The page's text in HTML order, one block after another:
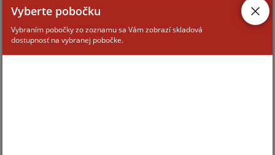
13mm,
Pro napětí do450VAC, rozměr 204x100x30mm
Vyberte pobočku
Vybraním pobočky zo zoznamu sa Vám zobrazí skladová
dostupnosť na vybranej pobočke.